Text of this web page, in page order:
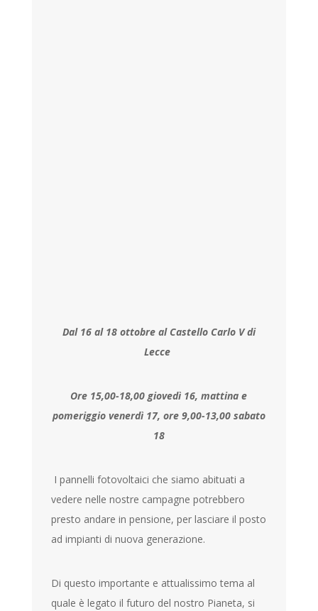
Dal 16 al 18 ottobre al Castello Carlo V di
Lecce
Ore 15,00-18,00 giovedì 16, mattina e
pomeriggio venerdì 17, ore 9,00-13,00 sabato
18
I pannelli fotovoltaici che siamo abituati a
vedere nelle nostre campagne potrebbero
presto andare in pensione, per lasciare il posto
ad impianti di nuova generazione.
Di questo importante e attualissimo tema al
quale è legato il futuro del nostro Pianeta, si